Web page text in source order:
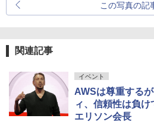
この写真の記
関連記事
イベント
AWSは尊重する
ィ、信頼性は負
エリソン会長